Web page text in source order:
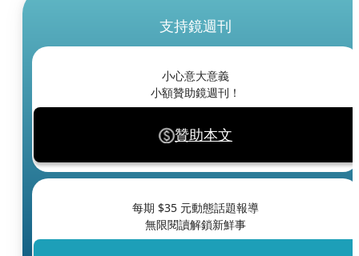
支持鏡週刊
小心意大意義
小額贊助鏡週刊！
贊助本文
每期 $35 元動態話題報導
無限閱讀解鎖新鮮事